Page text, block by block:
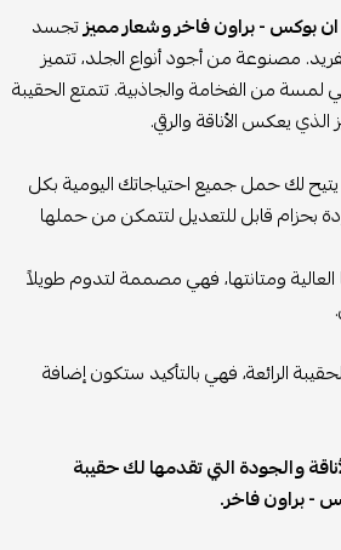
بوكس - براون فاخر وشعار مميزتجسد
مصنوعة من أجود أنواع الجلد، تتميز
لمسة من الفخامة والجاذبية. تتمتع الحقيبة
يعكس الأناقة والرقي.
لك حمل جميع احتياجاتك اليومية بكل
بحزام قابل للتعديل لتتمكن من حملها
العالية ومتانتها، فهي مصممة لتدوم طويلاً
الرائعة، فهي بالتأكيد ستكون إضافة
والجودة التي تقدمها لك حقيبة
- براون فاخر.